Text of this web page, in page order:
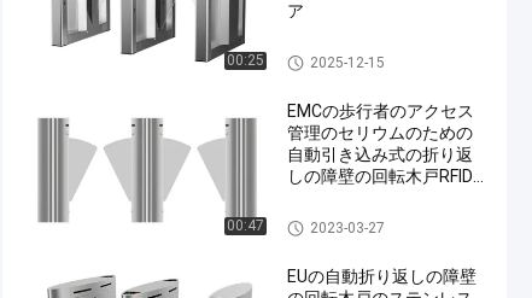
00:25
ア
フラップバリア回転式改札口
2025-12-15
00:47
EMCの歩行者のアクセス
管理のセリウムのための
自動引き込み式の折り返
しの障壁の回転木戸RFID
フラップバリア回転式改札口
2023-03-27
EUの自動折り返しの障壁